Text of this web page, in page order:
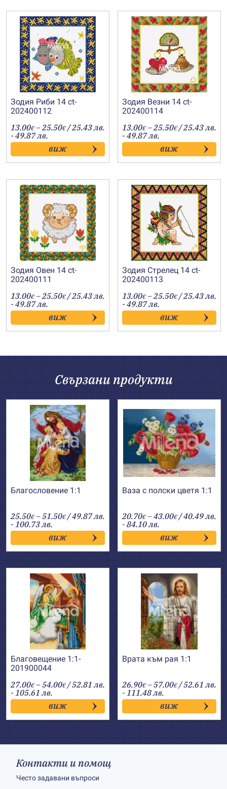
Зодия Риби 14 ct-
202400112
13.00€ –25.50€Price
range:
13.00€
through
25.50€
/ 25.43 лв.
- 49.87 лв.
виж
Зодия Везни 14 ct-
202400114
13.00€ –25.50€Price
range:
13.00€
through
25.50€
/ 25.43 лв.
- 49.87 лв.
виж
Зодия Овен 14 ct-
202400111
13.00€ –25.50€Price
range:
13.00€
through
25.50€
/ 25.43 лв.
- 49.87 лв.
виж
Зодия Стрелец 14 ct-
202400113
13.00€ –25.50€Price
range:
13.00€
through
25.50€
/ 25.43 лв.
- 49.87 лв.
виж
Свързани продукти
Благословение 1:1
25.50€ –51.50€Price
range:
25.50€
through
51.50€
/ 49.87 лв.
- 100.73 лв.
виж
Ваза с полски цветя 1:1
20.70€ –43.00€Price
range:
20.70€
through
43.00€
/ 40.49 лв.
- 84.10 лв.
виж
Благовещение 1:1-
201900044
27.00€ –54.00€Price
range:
27.00€
through
54.00€
/ 52.81 лв.
- 105.61 лв.
виж
Врата към рая 1:1
26.90€ –57.00€Price
range:
26.90€
through
57.00€
/ 52.61 лв.
- 111.48 лв.
виж
Контакти и помощ
Често задавани въпроси